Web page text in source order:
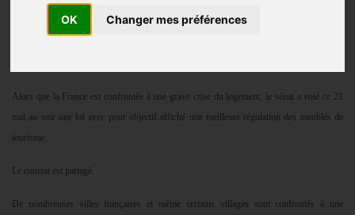
OK Changer mes préférences
Alors que la France est confrontée à une grave crise du logement, le sénat a voté ce 21
mai au soir une loi avec pour objectif affiché une meilleure régulation des meublés de
tourisme.
Le constat est partagé.
De nombreuses villes françaises et même certains villages sont confrontés à une